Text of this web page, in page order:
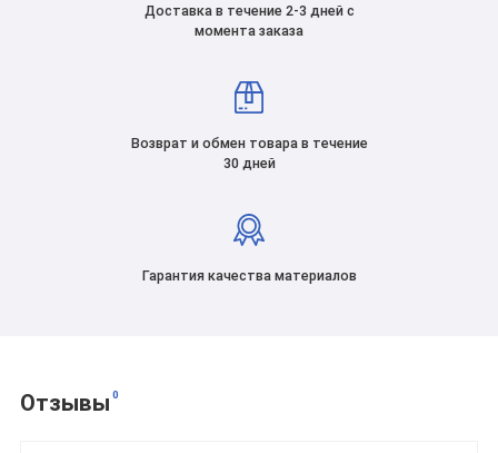
Доставка в течение 2-3 дней с
момента заказа
Возврат и обмен товара в течение
30 дней
Гарантия качества материалов
Отзывы 0